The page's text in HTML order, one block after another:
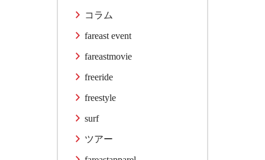
コラム
fareast event
fareastmovie
freeride
freestyle
surf
ツアー